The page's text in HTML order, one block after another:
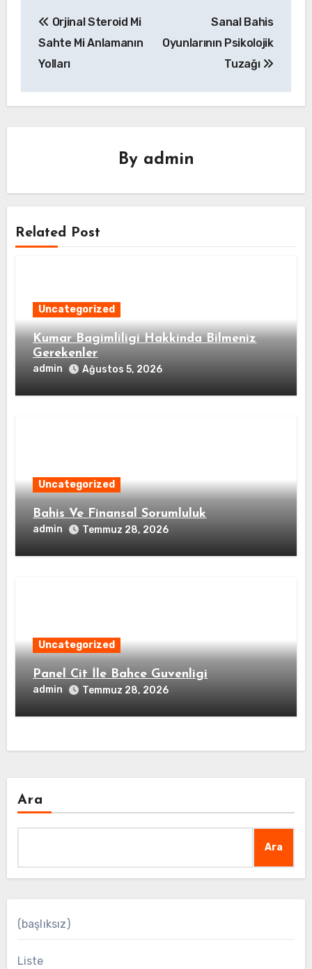
gezinmesi
Orjinal Steroid Mi
Sahte Mi Anlamanın
Yolları
Sanal Bahis
Oyunlarının Psikolojik
Tuzağı
By admin
Related Post
Uncategorized
Kumar Bagimliligi Hakkinda Bilmeniz
Gerekenler
admin Ağustos 5, 2026
Uncategorized
Bahis Ve Finansal Sorumluluk
admin Temmuz 28, 2026
Uncategorized
Panel Cit İle Bahce Guvenligi
admin Temmuz 28, 2026
Ara
Ara
(başlıksız)
Liste